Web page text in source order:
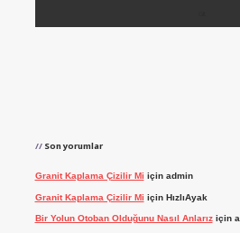
Son yorumlar
Granit Kaplama Çizilir Mi için admin
Granit Kaplama Çizilir Mi için HızlıAyak
Bir Yolun Otoban Olduğunu Nasıl Anlarıziçin